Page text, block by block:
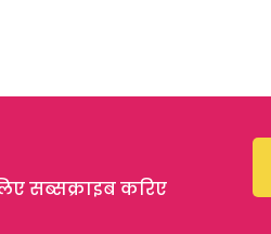
सब्सक्राइब करिए